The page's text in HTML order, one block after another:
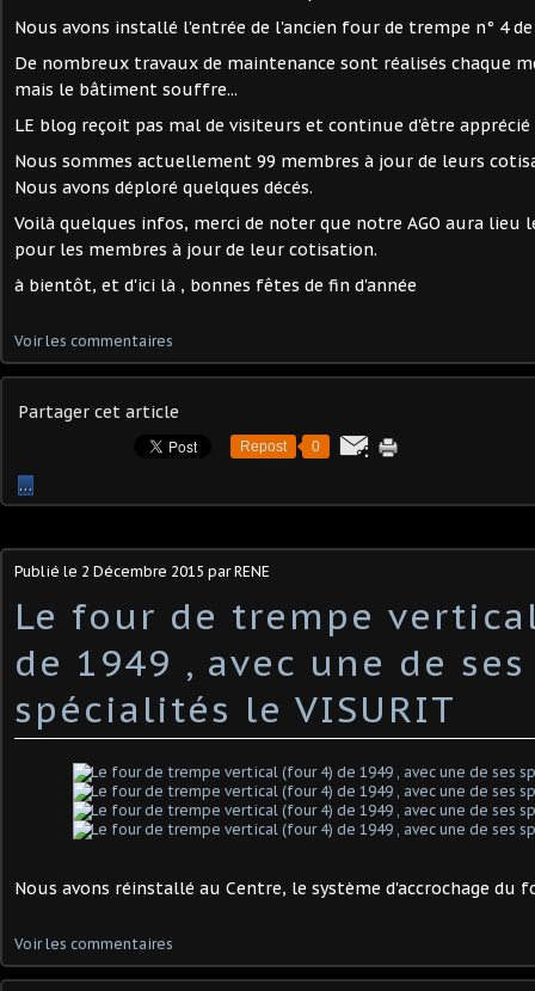
Nous avons installé l'entrée de l'ancien four de trempe n° 4 de
De nombreux travaux de maintenance sont réalisés chaque
mais le bâtiment souffre...
LE blog reçoit pas mal de visiteurs et continue d'être apprécié
Nous sommes actuellement 99 membres à jour de leurs
Nous avons déploré quelques décés.
Voilà quelques infos, merci de noter que notre AGO aura lieu
pour les membres à jour de leur cotisation.
à bientôt, et d'ici là , bonnes fêtes de fin d'année
Voir les commentaires
Partager cet article
Repost 0
…
Publié le 2 Décembre 2015 par RENE
Le four de trempe
de 1949 , avec une de ses
spécialités le VISURIT
Nous avons réinstallé au Centre, le système d'accrochage du
Voir les commentaires